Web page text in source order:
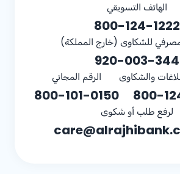
الهاتف التسويقي
800-124-1222
للشكاوى (خارج المملكة)
920-003-344
والشكاوى
800-
الرقم المجاني
800-101-0150
لرفع طلب أو شكوى